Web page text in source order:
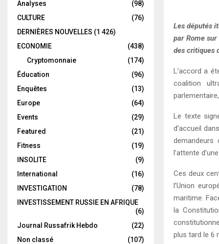
Les députés
par Rome
des critiques
L’accord a
coalition
Le texte
d’accueil
l’attente
Ces deux
l’Union
maritime.
la
plus tard le 6
Analyses
(98)
CULTURE
(76)
DERNIÈRES NOUVELLES (1 426)
ECONOMIE
(438)
Cryptomonnaie
(174)
Éducation
(96)
Enquêtes
(13)
Europe
(64)
Events
(29)
Featured
(21)
Fitness
(19)
INSOLITE
(9)
International
(16)
INVESTIGATION
(78)
INVESTISSEMENT RUSSIE EN AFRIQUE
(6)
Journal Russafrik Hebdo
(22)
Non classé
(107)